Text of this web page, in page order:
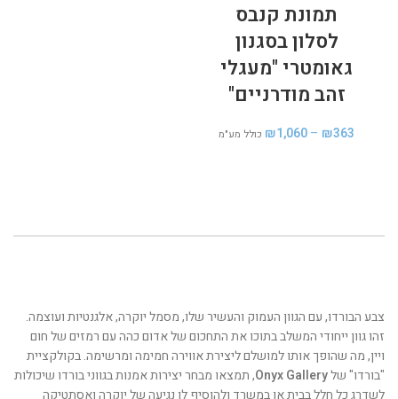
תמונת קנבס
לסלון בסגנון
גאומטרי "מעגלי
זהב מודרניים"
₪363
–
₪1,060 כולל מע"מ
צבע הבורדו, עם הגוון העמוק והעשיר שלו, מסמל יוקרה, אלגנטיות ועוצמה.
זהו גוון ייחודי המשלב בתוכו את התחכום של אדום כהה עם רמזים של חום
ויין, מה שהופך אותו למושלם ליצירת אווירה חמימה ומרשימה. בקולקציית
"בורדו" שלOnyx Gallery, תמצאו מבחר יצירות אמנות בגווני בורדו שיכולות
לשדרג כל חלל בבית או במשרד ולהוסיף לו נגיעה של יוקרה ואסתטיקה